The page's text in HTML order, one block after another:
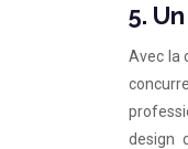
5.
Avec la
design